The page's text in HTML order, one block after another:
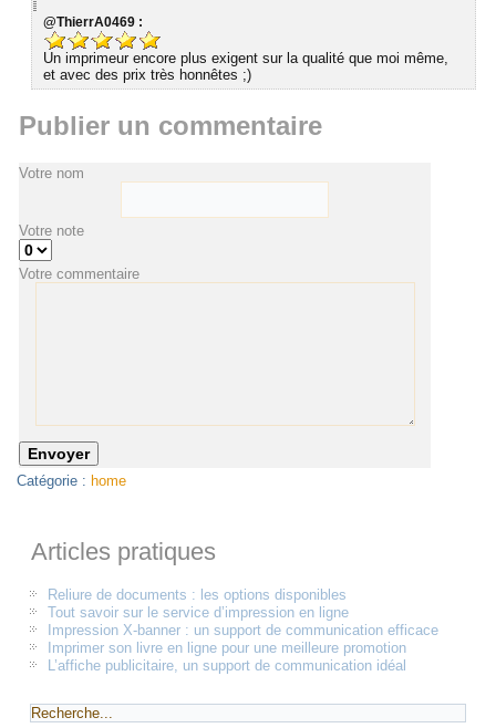
@ThierrA0469 :
Un imprimeur encore plus exigent sur la qualité que moi même,
et avec des prix très honnêtes ;)
Publier un commentaire
Votre nom
Votre note
Votre commentaire
Catégorie : home
Articles pratiques
Reliure de documents : les options disponibles
Tout savoir sur le service d’impression en ligne
Impression X-banner : un support de communication efficace
Imprimer son livre en ligne pour une meilleure promotion
L’affiche publicitaire, un support de communication idéal